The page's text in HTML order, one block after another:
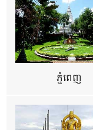
ភ្នំពេញ